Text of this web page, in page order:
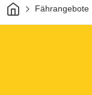
HeimFährangebote